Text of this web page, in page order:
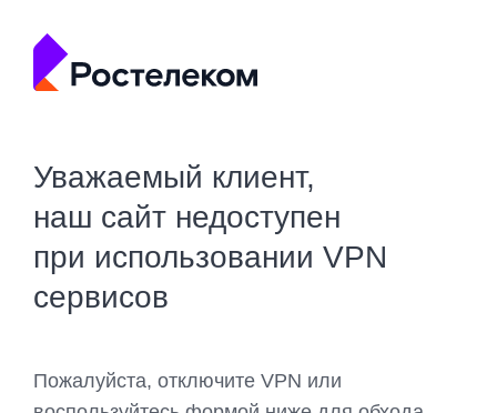
Уважаемый клиент,
наш сайт недоступен
при использовании VPN
сервисов
Пожалуйста, отключите VPN или